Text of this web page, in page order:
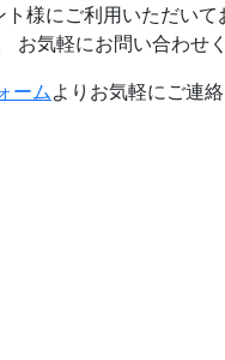
様にご利用いただい
お気軽にお問い合わせく
ームよりお気軽にご連絡